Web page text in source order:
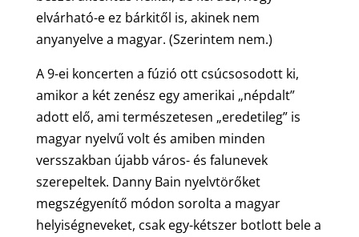
elvárható-e ez bárkitől is, akinek nem
anyanyelve a magyar. (Szerintem nem.)
A 9-ei koncerten a fúzió ott csúcsosodott ki,
amikor a két zenész egy amerikai „népdalt”
adott elő, ami természetesen „eredetileg” is
magyar nyelvű volt és amiben minden
versszakban újabb város- és falunevek
szerepeltek. Danny Bain nyelvtörőket
megszégyenítő módon sorolta a magyar
helyiségneveket, csak egy-kétszer botlott bele a